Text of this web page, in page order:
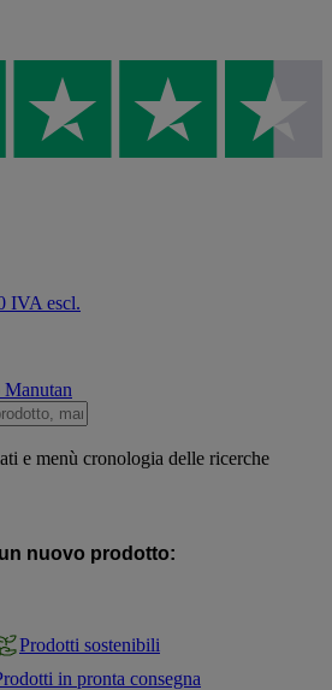
IVA escl.
e menù cronologia delle ricerche
un nuovo prodotto:
Prodotti sostenibili
in pronta consegna